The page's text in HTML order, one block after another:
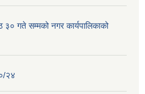
गते सम्मको नगर कार्यपालिकाको
२४